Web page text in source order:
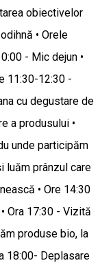
obiectivelor
• Orele
- Mic dejun •
11:30-12:30 -
cu degustare de
a produsului •
unde participăm
luăm prânzul care
• Ore 14:30
Ora 17:30 - Vizită
produse bio, la
18:00- Deplasare